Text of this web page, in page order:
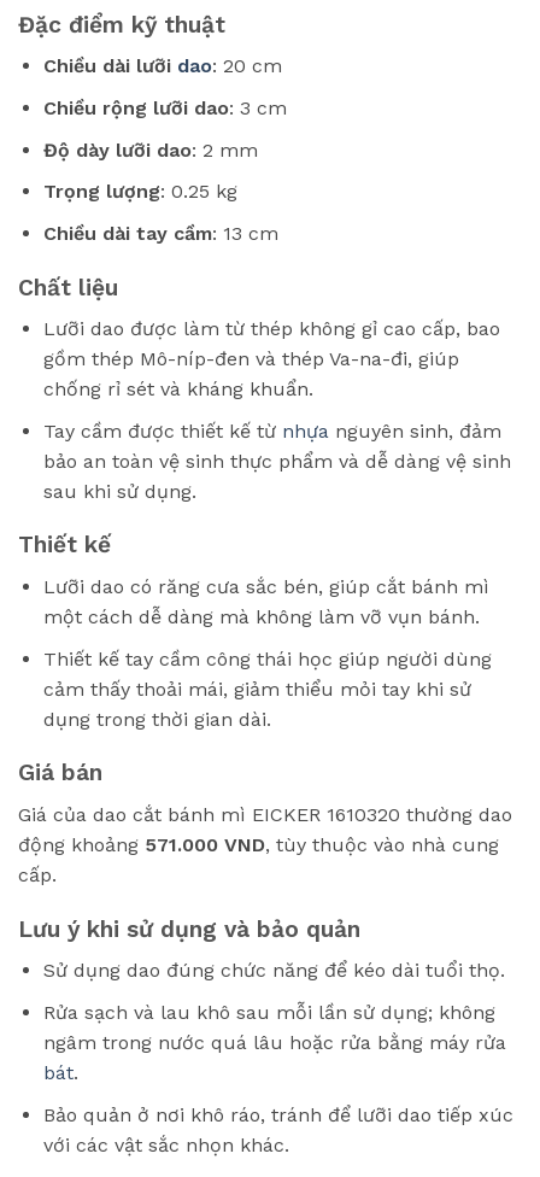
Đặc điểm kỹ thuật
Chiều dài lưỡi dao: 20 cm
Chiều rộng lưỡi dao: 3 cm
Độ dày lưỡi dao: 2 mm
Trọng lượng: 0.25 kg
Chiều dài tay cầm: 13 cm
Chất liệu
Lưỡi dao được làm từ thép không gỉ cao cấp, bao
gồm thép Mô-níp-đen và thép Va-na-đi, giúp
chống rỉ sét và kháng khuẩn.
Tay cầm được thiết kế từ nhựa nguyên sinh, đảm
bảo an toàn vệ sinh thực phẩm và dễ dàng vệ sinh
sau khi sử dụng.
Thiết kế
Lưỡi dao có răng cưa sắc bén, giúp cắt bánh mì
một cách dễ dàng mà không làm vỡ vụn bánh.
Thiết kế tay cầm công thái học giúp người dùng
cảm thấy thoải mái, giảm thiểu mỏi tay khi sử
dụng trong thời gian dài.
Giá bán
Giá của dao cắt bánh mì EICKER 1610320 thường dao
động khoảng 571.000 VND, tùy thuộc vào nhà cung
cấp.
Lưu ý khi sử dụng và bảo quản
Sử dụng dao đúng chức năng để kéo dài tuổi thọ.
Rửa sạch và lau khô sau mỗi lần sử dụng; không
ngâm trong nước quá lâu hoặc rửa bằng máy rửa
bát.
Bảo quản ở nơi khô ráo, tránh để lưỡi dao tiếp xúc
với các vật sắc nhọn khác.